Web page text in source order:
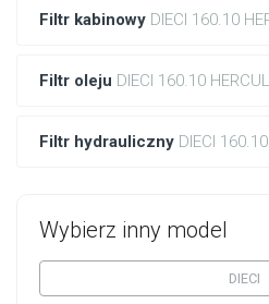
Filtr kabinowy DIECI 160.10
Filtr oleju DIECI 160.10
Filtr hydrauliczny DIECI
Wybierz inny model
DIECI